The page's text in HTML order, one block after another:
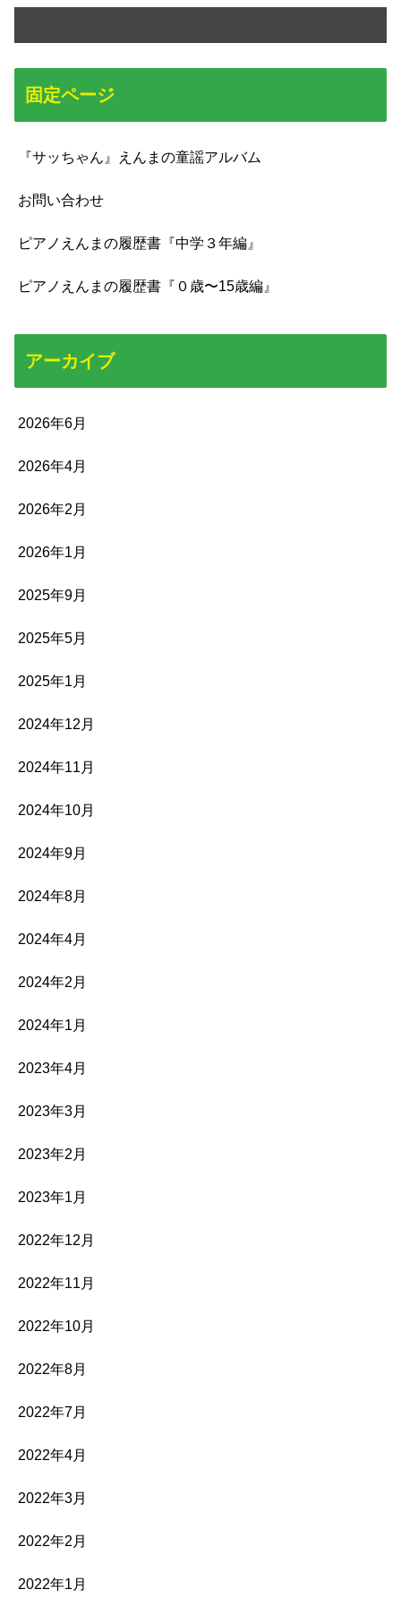
固定ページ
『サッちゃん』えんまの童謡アルバム
お問い合わせ
ピアノえんまの履歴書『中学３年編』
ピアノえんまの履歴書『０歳〜15歳編』
アーカイブ
2026年6月
2026年4月
2026年2月
2026年1月
2025年9月
2025年5月
2025年1月
2024年12月
2024年11月
2024年10月
2024年9月
2024年8月
2024年4月
2024年2月
2024年1月
2023年4月
2023年3月
2023年2月
2023年1月
2022年12月
2022年11月
2022年10月
2022年8月
2022年7月
2022年4月
2022年3月
2022年2月
2022年1月